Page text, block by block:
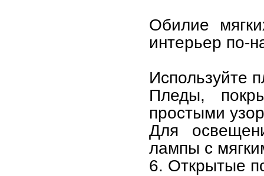
Обилие
интерьер по-
Используйте
Пледы,
простыми
Для
лампы с
6. Открытые